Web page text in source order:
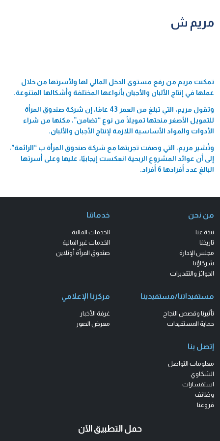
مريم ش
تمكنت مريم من رفع مستوى الدخل المالي لها ولأسرتها من خلال
عملها في إنتاج الألبان والأجبان بأنواعها المختلفة وأشكالها المتنوعة.
وتقول مريم، التي تبلغ من العمر 43 عامًا، إن شركة صندوق المرأة
للتمويل الأصغر منحتها تمويلًا من نوع “تضامن”، مكنها من شراء
الأدوات والمواد الأساسية اللازمة لإنتاج الأجبان والألبان.
وتُشير مريم، التي وصفت تجربتها مع شركة صندوق المرأة ب “الرائعة”،
إلى أن عوائد المشروع الربحية انعكست إيجابيًا، عليها وعلى أسرتها
البالغ عدد أفرادها 6 أفراد.
من نحن
نبذة عنا
تاريخنا
مجلس الإدارة
شركاؤنا
الجوائز والتقديرات
خدماتنا
الخدمات المالية
الخدمات غير المالية
صندوق المرأة أونلاين
مستفيداتنا/مستفيدينا
تأثيرنا وقصص النجاح
حماية المستفيدات
مركزنا الإعلامي
غرفة الأخبار
معرض الصور
إتصل بنا
معلومات التواصل
الشكاوي
استفسارات
وظائف
فروعنا
حمل التطبيق الآن